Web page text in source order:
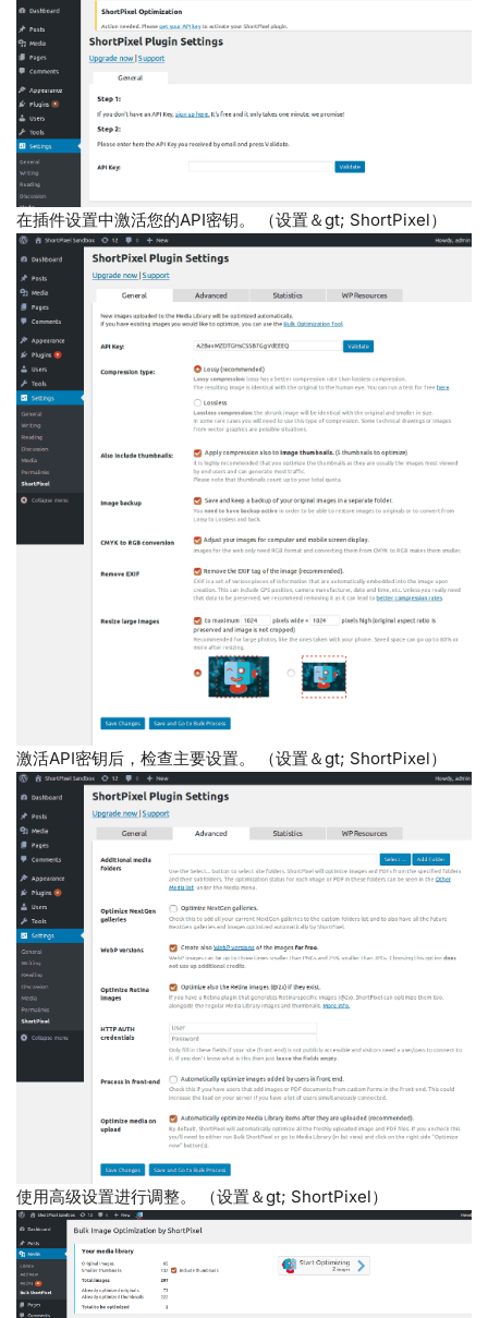
在插件设置中激活您的API密钥。 （设置＆gt; ShortPixel）
激活API密钥后，检查主要设置。 （设置＆gt; ShortPixel）
使用高级设置进行调整。 （设置＆gt; ShortPixel）